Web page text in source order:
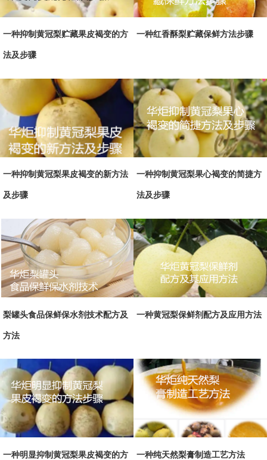
一种抑制黄冠梨贮藏果皮褐变的方
法及步骤
一种红香酥梨贮藏保鲜方法步骤
一种抑制黄冠梨果皮褐变的新方法
及步骤
一种抑制黄冠梨果心褐变的简捷方
法及步骤
梨罐头食品保鲜保水剂技术配方及
方法
一种黄冠梨保鲜剂配方及应用方法
一种明显抑制黄冠梨果皮褐变的方 一种纯天然梨膏制造工艺方法